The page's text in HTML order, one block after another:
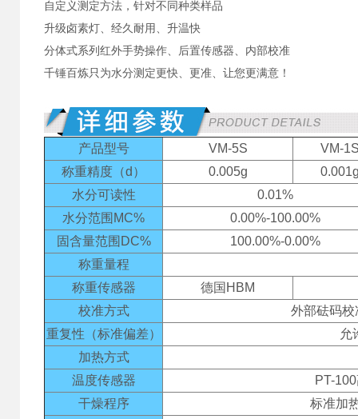
自定义测定方法，针对不同种类样品
升级卤素灯、经久耐用、升温快
分体式系列红外手势操作、后置传感器、内部校准
千锤百炼只为水分测定更快、更准、让您更满意！
产品型号 VM-5S
VM-
称重精度（d）
0.005g
水分可读性
0.01%
水分范围MC%
0.00%-100.00%
固含量范围DC%
100.00%-0.00%
称重量程
称重传感器
德国HBM
校准方式
外部砝码
重复性（标准偏差）
允
加热方式
温度传感器
PT-
干燥程序
标准加